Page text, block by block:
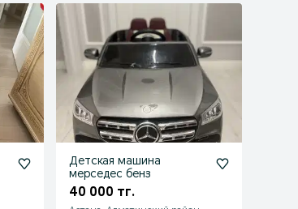
Детская машина
мерседес бенз
40 000 тг.